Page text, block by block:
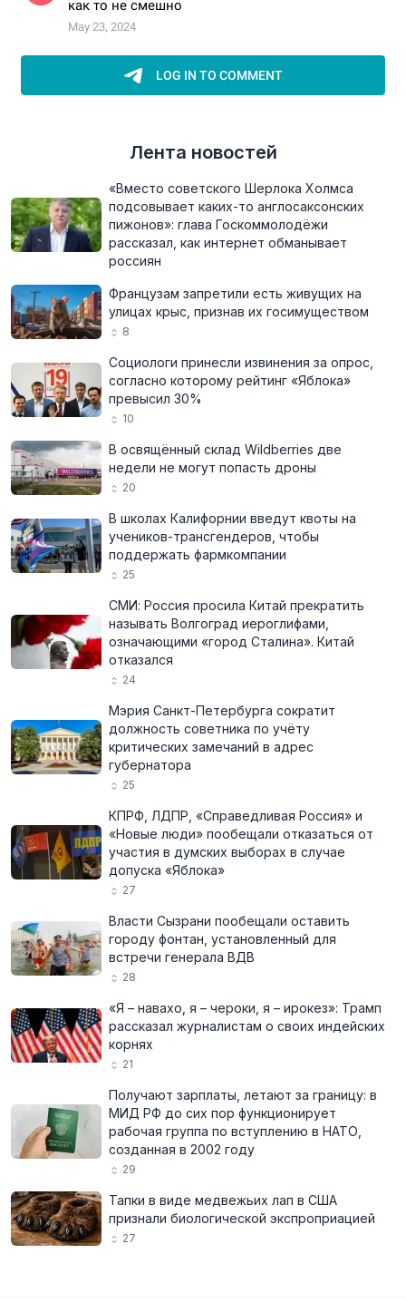
Лента новостей
«Вместо советского Шерлока Холмса
подсовывает каких-то англосаксонских
пижонов»: глава Госкоммолодёжи
рассказал, как интернет обманывает
россиян
Французам запретили есть живущих на
улицах крыс, признав их госимуществом
8
Социологи принесли извинения за опрос,
согласно которому рейтинг «Яблока»
превысил 30%
10
В освящённый склад Wildberries две
недели не могут попасть дроны
20
В школах Калифорнии введут квоты на
учеников-трансгендеров, чтобы
поддержать фармкомпании
25
СМИ: Россия просила Китай прекратить
называть Волгоград иероглифами,
означающими «город Сталина». Китай
отказался
24
Мэрия Санкт-Петербурга сократит
должность советника по учёту
критических замечаний в адрес
губернатора
25
КПРФ, ЛДПР, «Справедливая Россия» и
«Новые люди» пообещали отказаться от
участия в думских выборах в случае
допуска «Яблока»
27
Власти Сызрани пообещали оставить
городу фонтан, установленный для
встречи генерала ВДВ
28
«Я – навахо, я – чероки, я – ирокез»: Трамп
рассказал журналистам о своих индейских
корнях
21
Получают зарплаты, летают за границу: в
МИД РФ до сих пор функционирует
рабочая группа по вступлению в НАТО,
созданная в 2002 году
29
Тапки в виде медвежьих лап в США
признали биологической экспроприацией
27